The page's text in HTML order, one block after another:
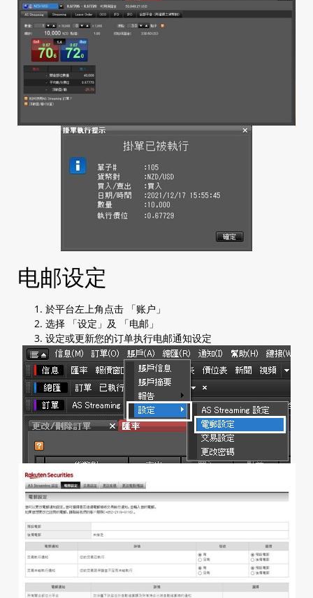
2.2.1 无确认讯息
a. Streaming (指定单子/数量)
2.2.2 有确认讯息
a. 单一货币对单子全部平仓(买入及卖出)
b. 全部货币对单子全部平仓(买入及卖出)
2.3 建立订单
b. OCO (2 张订单 其中1张被执行後另1张会被取
消)
c. IFD (1 张订单+ 限价 / 止损)
d. IFO (1 张订单+ 限价 + 止损)
e. 更改Leave Order
2.4 加入平仓订单
a. Leave Order (限价 / 止损)
2.6 查阅平仓仓位
2.7 查阅等候中订单
2.8 查阅帐户保证金信息
2.9 一般设定
a. AS streaming 设定
b. 电邮设定
c. 交易设定
2.10 图表设定
2.11 安装程式
2.12 Login 登入
a. 以一次性密码登入（预设）
2.13 平台简介
2.14 我的页面
2.15 账户信息
2.16 到价提示
a. 到价提示
b. 更改提示方式
c. 查看提示状态
电邮设定
於平台左上角点击 「账户」
选择 「设定」及 「电邮」
设定或更新您的订单执行电邮通知设定